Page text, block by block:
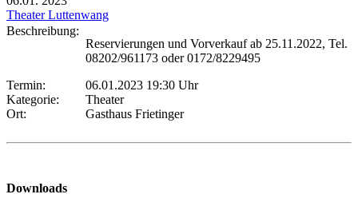
Theater Luttenwang
Beschreibung:
Reservierungen und Vorverkauf ab 25.11.2022, Tel.
08202/961173 oder 0172/8229495
Termin:
06.01.2023 19:30 Uhr
Kategorie:
Theater
Ort:
Gasthaus Frietinger
Downloads